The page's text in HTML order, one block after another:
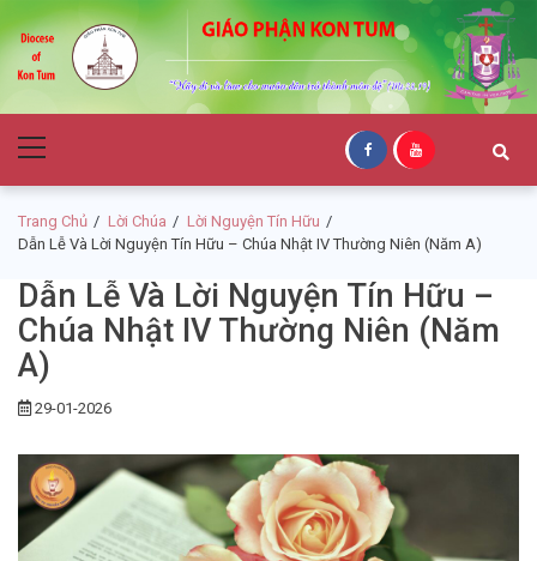
to
navigation
to
content
Giáo Phận Kon
Tum
Menu
Trang Chủ Lời Chúa
Lời Nguyện Tín Hữu
Dẫn Lễ Và Lời Nguyện Tín Hữu – Chúa Nhật IV Thường Niên (Năm A)
Dẫn Lễ Và Lời Nguyện Tín Hữu –
Chúa Nhật IV Thường Niên (Năm
A)
29-01-2026